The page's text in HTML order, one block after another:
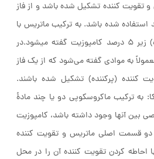
تقویت کننده تشکیل شده باشد و از فاز
به اندازه ۵ درصد استفاده شده باشد. به ترکیب ماتریس با
الیاف (یا ماده تقویت کننده) زیر ۵ درصد کامپوزیت گفته میشود.در
به موادی گفته می‌شود که از یک فاز
کننده (پرکننده) تشکیل شده باشند.
به ترکیب ماکروسکوپی دو یا چند مادهٔ
آنها وجود داشته باشد، کامپوزیت
قسمت اصلی ماتریس و تقویت کننده
کردن تقویت کننده آن را در محل